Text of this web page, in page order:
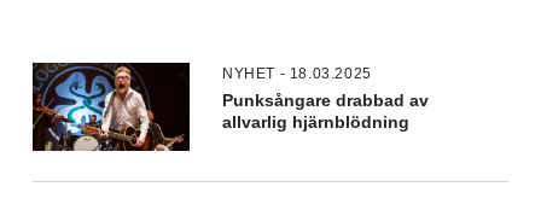
NYHET - 18.03.2025
Punksångare drabbad av
allvarlig hjärnblödning